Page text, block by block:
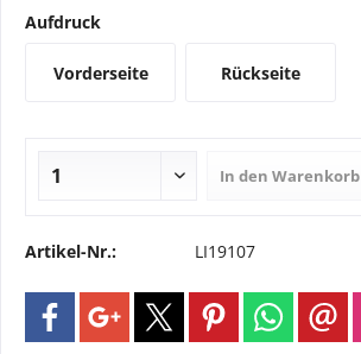
Aufdruck
Vorderseite Rückseite
In den Warenkorb
Artikel-Nr.: LI19107